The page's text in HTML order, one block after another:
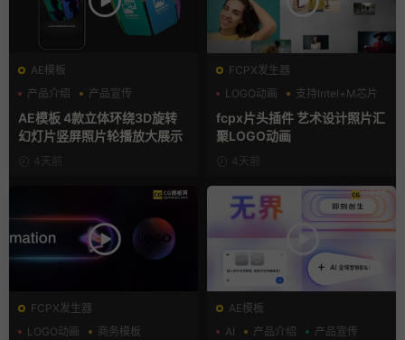
AE模板
产品介绍
产品宣传
产品展示
AE模板 4款立体环绕3D旋转
幻灯片竖屏照片轮播放大展示
4天前
FCPX发生器
LOGO动画
支持Intel+M芯片
汇聚
fcpx片头插件 艺术设计照片汇
聚LOGO动画
4天前
FCPX发生器
LOGO动画
商务模板
AE模板
AI
产品介绍 产品宣传